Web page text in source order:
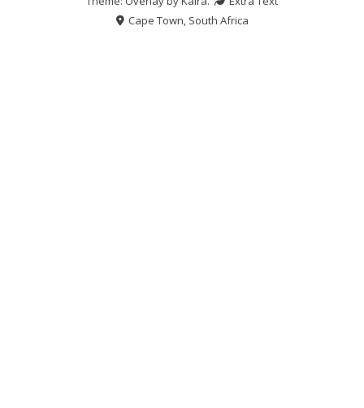
Cape Town, South Africa